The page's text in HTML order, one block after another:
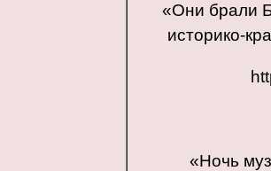
«Они брали
историко-
«Ночь